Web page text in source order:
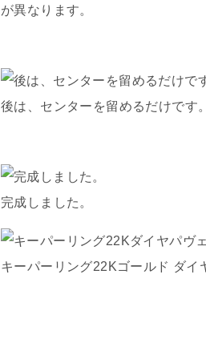
が異なります。
後は、センターを留めるだけです。
完成しました。
キーパーリング22Kゴールド ダイ